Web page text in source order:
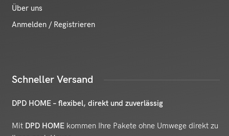
Über uns
Anmelden / Registrieren
Schneller Versand
DPD HOME – flexibel, direkt und zuverlässig
Mit DPD HOME kommen Ihre Pakete ohne Umwege direkt zu